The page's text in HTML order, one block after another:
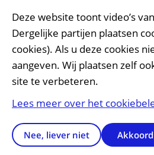
Bezoektijden
Onderwijs en onderzoek
Onze opleidingen
De Nieuwe Utrechtse School
Stage en opleidingsplaatsen
Strategic programs
Deze website toont video’s
Dergelijke partijen plaatsen
cookies). Als u deze cookies
aangeven. Wij plaatsen zelf
site te verbeteren.
Lees meer over het
Nee, liever niet Akkoord